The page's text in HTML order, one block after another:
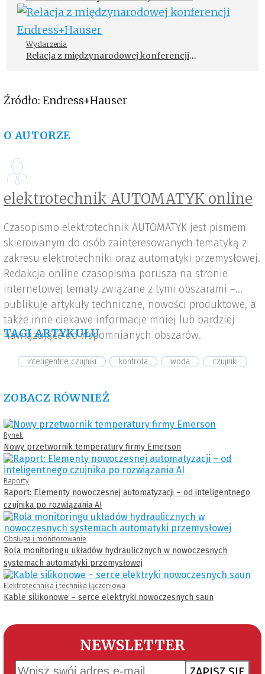
Wydarzenia
Relacja z międzynarodowej konferencji
Źródło: Endress+Hauser
O AUTORZE
elektrotechnik AUTOMATYK online
Czasopismo elektrotechnik AUTOMATYK jest pismem
skierowanym do osób zainteresowanych tematyką z
zakresu elektrotechniki oraz automatyki przemysłowej.
Redakcja online czasopisma porusza na stronie
internetowej tematy związane z tymi obszarami –
publikuje artykuły techniczne, nowości produktowe, a
także inne ciekawe informacje mniej lub bardziej
nawiązujące do wspomnianych obszarów.
TAGI ARTYKUŁU
inteligentne czujniki kontrola woda czujniki
ZOBACZ RÓWNIEŻ
Rynek
Nowy przetwornik temperatury firmy Emerson
Raporty
Raport: Elementy nowoczesnej automatyzacji – od inteligentnego
czujnika po rozwiązania AI
Obsługa i monitorowanie
Rola monitoringu układów hydraulicznych w nowoczesnych
systemach automatyki przemysłowej
Elektrotechnika i technika łączeniowa
Kable silikonowe – serce elektryki nowoczesnych saun
NEWSLETTER